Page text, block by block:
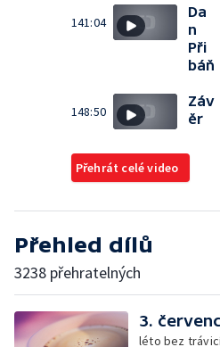
141:04
Da
n
Při
báň
148:50
Záv
ěr
Přehrát celé video
Přehled dílů
3238 přehratelných
3.
léto bez